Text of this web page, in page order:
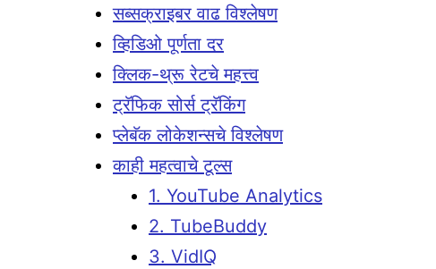
सब्सक्राइबर वाढ विश्लेषण
व्हिडिओ पूर्णता दर
क्लिक-थ्रू रेटचे महत्त्व
ट्रॅफिक सोर्स ट्रॅकिंग
प्लेबॅक लोकेशन्सचे विश्लेषण
काही महत्वाचे टूल्स
1. YouTube Analytics
2. TubeBuddy
3. VidIQ